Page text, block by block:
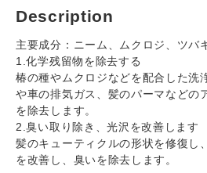
ー
メ
ン
ト
[化
学
残
留
物
Description
主要成分：ニーム、ムクロジ、ツバ
1.化学残留物を除去する
椿の種やムクロジなどを配合した洗
や車の排気ガス、髪のパーマなどの
を除去します。
2.臭い取り除き、光沢を改善します
髪のキューティクルの形状を修復し
を改善し、臭いを除去します。